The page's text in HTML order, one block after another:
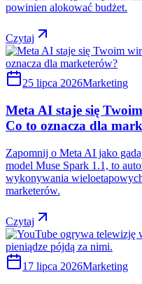
powinien alokować budżet.
Czytaj
25 lipca 2026Marketing
Meta AI staje się
Co to oznacza dla
Zapomnij o Meta AI jako
model Muse Spark 1.1, to
wykonywania
marketerów.
Czytaj
17 lipca 2026Marketing